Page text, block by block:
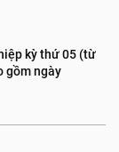
kỳ thứ 05 (từ
gồm ngày